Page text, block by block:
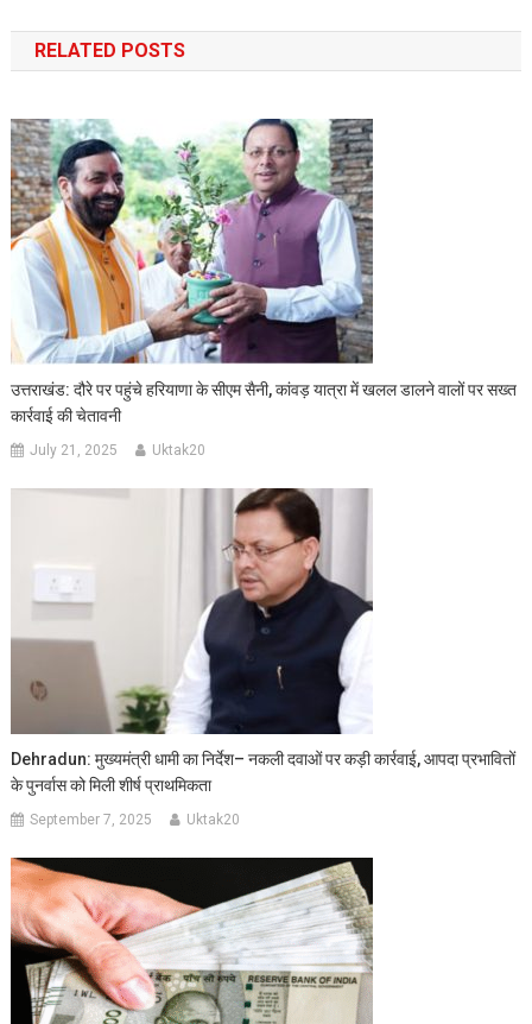
navigation
RELATED POSTS
उत्तराखंड: दौरे पर पहुंचे हरियाणा के सीएम सैनी, कांवड़ यात्रा में खलल डालने वालों पर सख्त
कार्रवाई की चेतावनी
July 21, 2025 Uktak20
Dehradun: मुख्यमंत्री धामी का निर्देश– नकली दवाओं पर कड़ी कार्रवाई, आपदा प्रभावितों
के पुनर्वास को मिली शीर्ष प्राथमिकता
September 7, 2025 Uktak20